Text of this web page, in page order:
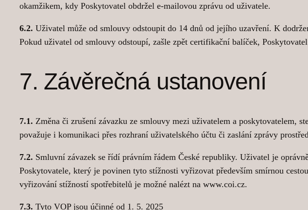
okamžikem, kdy Poskytovatel obdržel e-mailovou zprávu od uživatele.
6.2. Uživatel může od smlouvy odstoupit do 14 dnů od jejího uzavření. K
Pokud uživatel od smlouvy odstoupí, zašle zpět certifikační balíček,
7. Závěrečná ustanovení
7.1. Změna či zrušení závazku ze smlouvy mezi uživatelem a poskytovatelem,
považuje i komunikaci přes rozhraní uživatelského účtu či zaslání zprávy
7.2. Smluvní závazek se řídí právním řádem České republiky. Uživatel je
Poskytovatele, který je povinen tyto stížnosti vyřizovat především smírnou
vyřizování stížností spotřebitelů je možné nalézt na www.coi.cz.
7.3. Tyto VOP jsou účinné od 1. 5. 2025